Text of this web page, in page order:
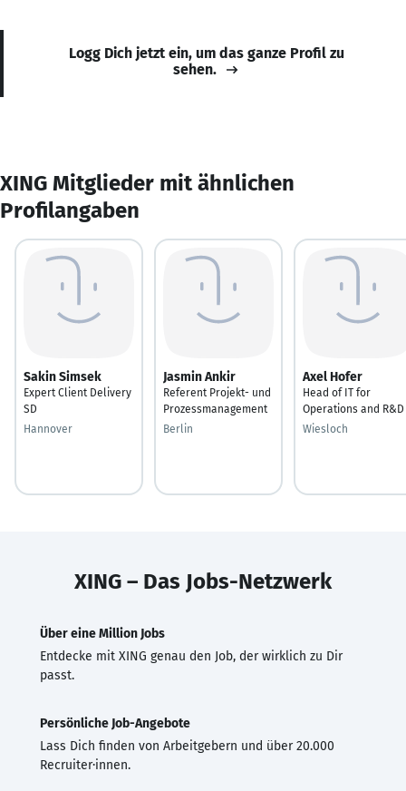
Logg Dich jetzt ein, um das ganze Profil zu
sehen.
XING Mitglieder mit ähnlichen
Profilangaben
Sakin Simsek
Expert Client Delivery
SD
Hannover
Jasmin Ankir
Referent Projekt- und
Prozessmanagement
Berlin
Axel Hofer
Head of IT for
Operations and R&D
Wiesloch
XING – Das Jobs-Netzwerk
Über eine Million Jobs
Entdecke mit XING genau den Job, der wirklich zu Dir
passt.
Persönliche Job-Angebote
Lass Dich finden von Arbeitgebern und über 20.000
Recruiter·innen.